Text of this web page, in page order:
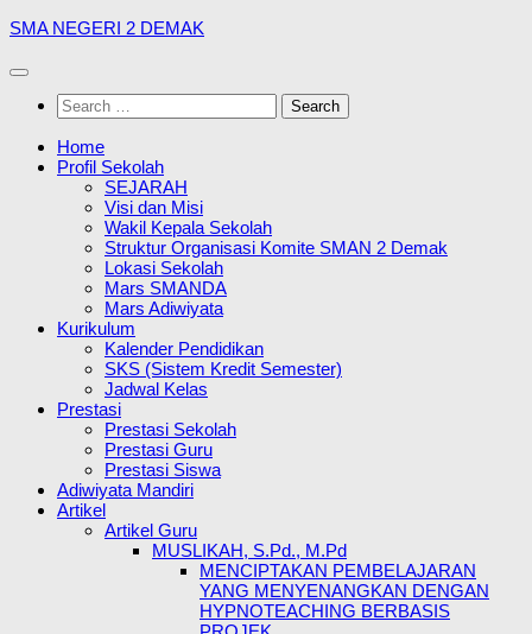
Skip
content
SMA NEGERI 2 DEMAK
Search
for:
Home
Profil Sekolah
SEJARAH
Visi dan Misi
Wakil Kepala Sekolah
Struktur Organisasi Komite SMAN 2 Demak
Lokasi Sekolah
Mars SMANDA
Mars Adiwiyata
Kurikulum
Kalender Pendidikan
SKS (Sistem Kredit Semester)
Jadwal Kelas
Prestasi
Prestasi Sekolah
Prestasi Guru
Prestasi Siswa
Adiwiyata Mandiri
Artikel
Artikel Guru
MUSLIKAH, S.Pd., M.Pd
MENCIPTAKAN PEMBELAJARAN
YANG MENYENANGKAN DENGAN
HYPNOTEACHING BERBASIS